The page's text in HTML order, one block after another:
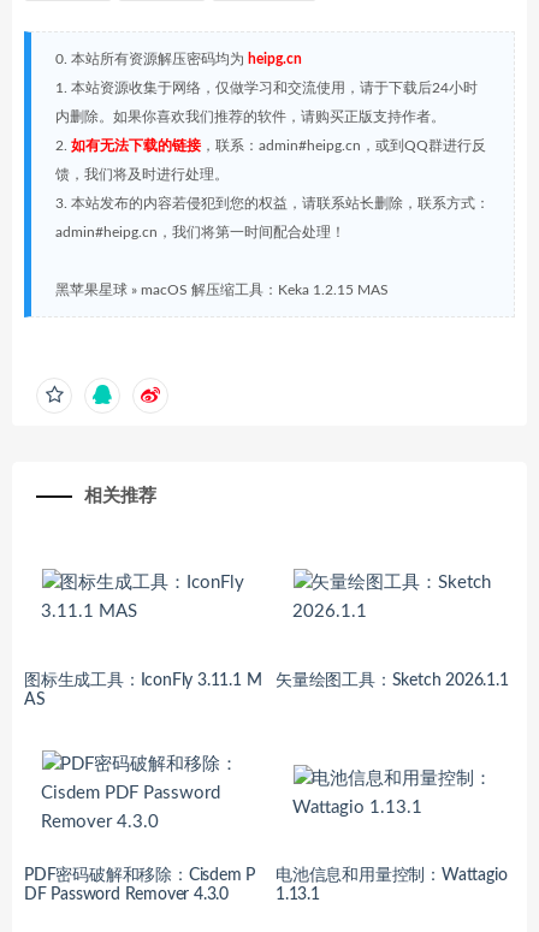
0. 本站所有资源解压密码均为 heipg.cn
1. 本站资源收集于网络，仅做学习和交流使用，请于下载后24小时
内删除。如果你喜欢我们推荐的软件，请购买正版支持作者。
2. 如有无法下载的链接，联系：admin#heipg.cn，或到QQ群进行反
馈，我们将及时进行处理。
3. 本站发布的内容若侵犯到您的权益，请联系站长删除，联系方式：
admin#heipg.cn，我们将第一时间配合处理！
黑苹果星球 » macOS 解压缩工具：Keka 1.2.15 MAS
相关推荐
图标生成工具：IconFly 3.11.1 M
AS
矢量绘图工具：Sketch 2026.1.1
PDF密码破解和移除：Cisdem P
DF Password Remover 4.3.0
电池信息和用量控制：Wattagio
1.13.1